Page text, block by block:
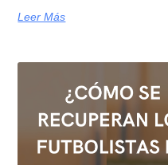
Leer Más